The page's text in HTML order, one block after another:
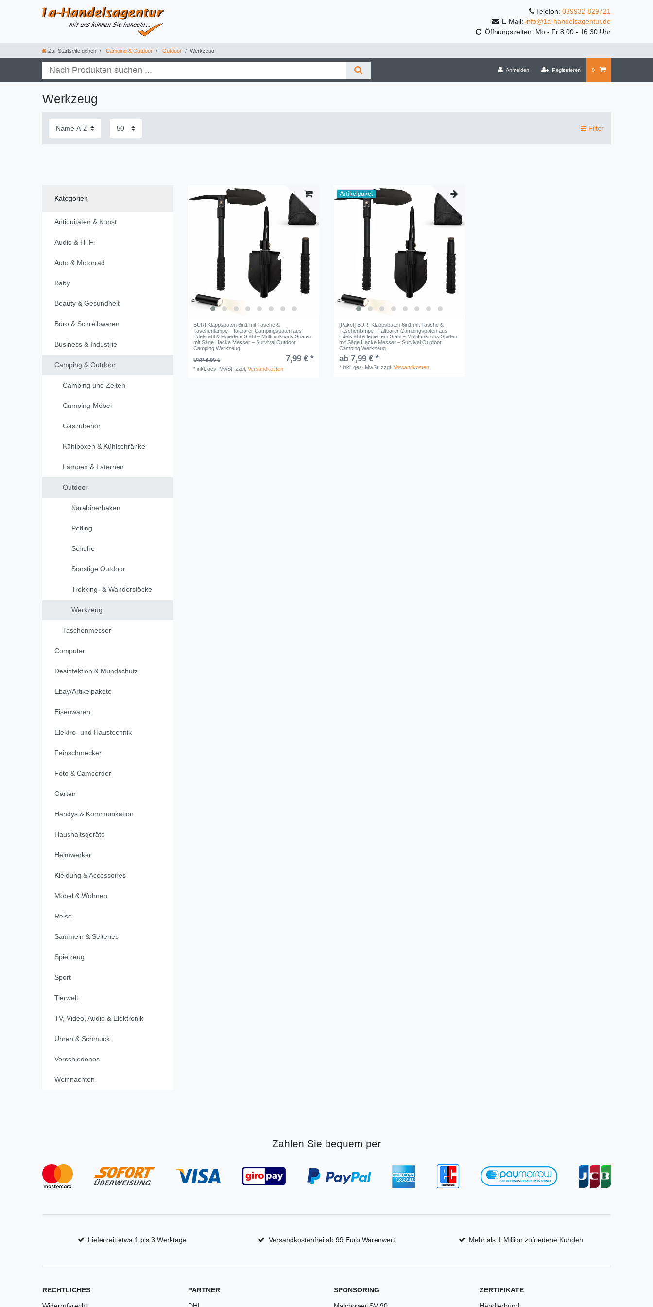
Telefon: 039932 829721
E-Mail: info@1a-handelsagentur.de
Öffnungszeiten: Mo - Fr 8:00 - 16:30 Uhr
Zur Startseite gehen Camping & Outdoor Outdoor Werkzeug
Anmelden Registrieren 0
Werkzeug
Filter
Kategorien
Antiquitäten & Kunst
Audio & Hi-Fi
Auto & Motorrad
Baby
Beauty & Gesundheit
Büro & Schreibwaren
Business & Industrie
Camping & Outdoor
Camping und Zelten
Camping-Möbel
Gaszubehör
Kühlboxen & Kühlschränke
Lampen & Laternen
Outdoor
Karabinerhaken
Petling
Schuhe
Sonstige Outdoor
Trekking- & Wanderstöcke
Werkzeug
Taschenmesser
Computer
Desinfektion & Mundschutz
Ebay/Artikelpakete
Eisenwaren
Elektro- und Haustechnik
Feinschmecker
Foto & Camcorder
Garten
Handys & Kommunikation
Haushaltsgeräte
Heimwerker
Kleidung & Accessoires
Möbel & Wohnen
Reise
Sammeln & Seltenes
Spielzeug
Sport
Tierwelt
TV, Video, Audio & Elektronik
Uhren & Schmuck
Verschiedenes
Weihnachten
BURI Klappspaten 6in1 mit Tasche &
Taschenlampe – faltbarer Campingspaten aus
Edelstahl & legiertem Stahl – Multifunktions Spaten
mit Säge Hacke Messer – Survival Outdoor
Camping Werkzeug
UVP 8,90 €
7,99 € *
*inkl. ges. MwSt. zzgl.Versandkosten
Artikelpaket
[Paket] BURI Klappspaten 6in1 mit Tasche &
Taschenlampe – faltbarer Campingspaten aus
Edelstahl & legiertem Stahl – Multifunktions Spaten
mit Säge Hacke Messer – Survival Outdoor
Camping Werkzeug
ab 7,99 € *
*inkl. ges. MwSt. zzgl.Versandkosten
Zahlen Sie bequem per
Lieferzeit etwa 1 bis 3 Werktage Versandkostenfrei ab 99 Euro Warenwert Mehr als 1 Million zufriedene Kunden
RECHTLICHES
PARTNER
SPONSORING
ZERTIFIKATE